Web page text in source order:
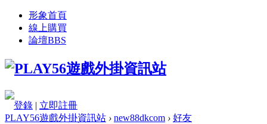
形象首頁
線上購買
論壇BBS
登錄 | 立即註冊
PLAY56遊戲外掛資訊站 › new88dkcom › 好友